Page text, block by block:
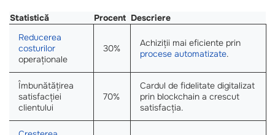
Statistică Procent Descriere
Reducerea
costurilor
operaționale
30%
Achiziții mai eficiente prin
procese automatizate.
Îmbunătățirea
satisfacției
clientului
70%
Cardul de fidelitate digitalizat
prin blockchain a crescut
satisfacția.